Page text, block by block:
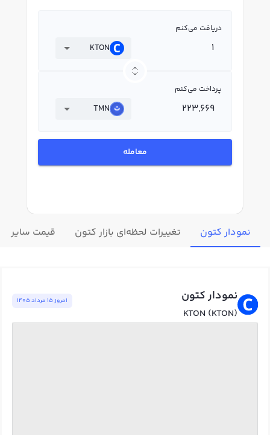
دریافت می‌کنم
KTON
پرداخت می‌کنم
TMN
معامله
نمودار کتون تغییرات لحظه‌ای بازار کتون قیمت سایر
نمودار کتون
KTON (KTON)
امروز ١٥ مرداد ١٤٠٥